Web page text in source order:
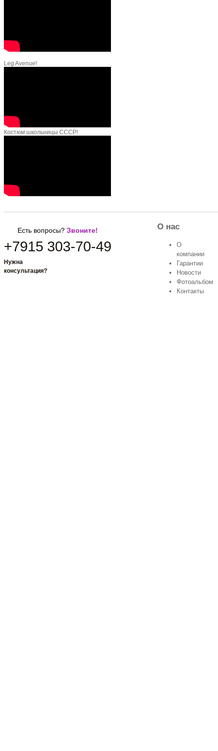
Leg Avenue!
Костюм школьницы СССР!
Есть вопросы? Звоните!
+7915 303-70-49
Нужна
консультация?
О нас
О
компании
Гарантии
Новости
Фотоальбом
Контакты